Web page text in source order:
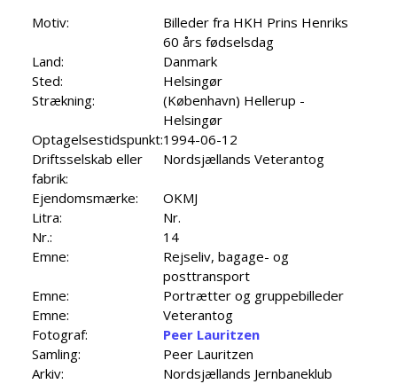
Motiv:
Billeder fra HKH Prins Henriks
60 års fødselsdag
Land:
Danmark
Sted:
Helsingør
Strækning:
(København) Hellerup -
Helsingør
Optagelsestidspunkt:1994-06-12
Driftsselskab eller
fabrik:
Nordsjællands Veterantog
Ejendomsmærke:
OKMJ
Litra:
Nr.
Nr.:
14
Emne:
Rejseliv, bagage- og
posttransport
Emne:
Portrætter og gruppebilleder
Emne:
Veterantog
Fotograf:
Peer Lauritzen
Samling:
Peer Lauritzen
Arkiv:
Nordsjællands Jernbaneklub